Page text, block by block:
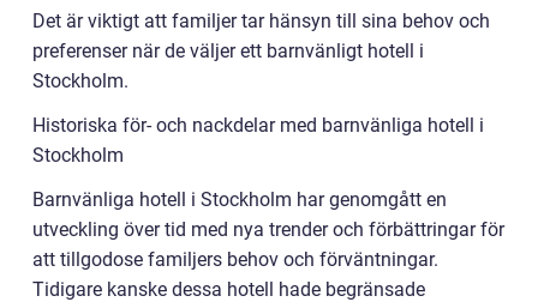
Det är viktigt att familjer tar hänsyn till sina behov och
preferenser när de väljer ett barnvänligt hotell i
Stockholm.
Historiska för- och nackdelar med barnvänliga hotell i
Stockholm
Barnvänliga hotell i Stockholm har genomgått en
utveckling över tid med nya trender och förbättringar för
att tillgodose familjers behov och förväntningar.
Tidigare kanske dessa hotell hade begränsade